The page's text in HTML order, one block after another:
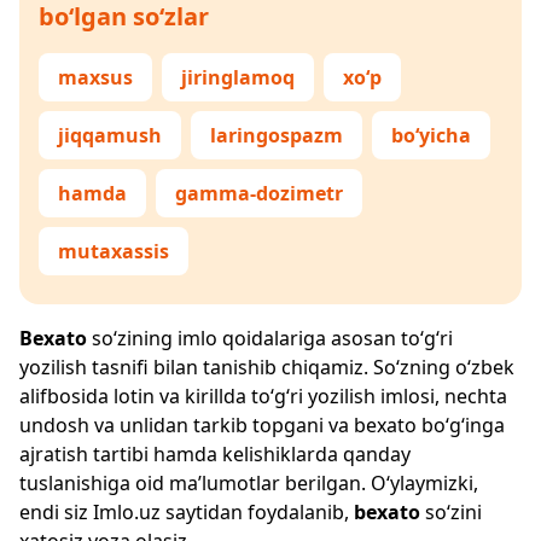
bo‘lgan so‘zlar
maxsus jiringlamoq xo‘p
jiqqamush laringospazm bo‘yicha
hamda gamma-dozimetr
mutaxassis
Bexatoso‘zining imlo qoidalariga asosan to‘g‘ri
yozilish tasnifi bilan tanishib chiqamiz. So‘zning o‘zbek
alifbosida lotin va kirillda to‘g‘ri yozilish imlosi, nechta
undosh va unlidan tarkib topgani va bexato bo‘g‘inga
ajratish tartibi hamda kelishiklarda qanday
tuslanishiga oid ma’lumotlar berilgan. O‘ylaymizki,
endi siz Imlo.uz saytidan foydalanib, bexatoso‘zini